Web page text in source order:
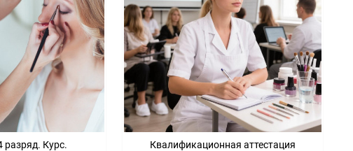
разряд. Курс. Квалификационная аттестация